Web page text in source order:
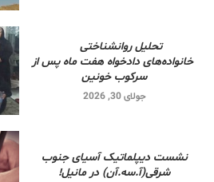
تحلیل روانشناختی
خانواده‌های دادخواه هفت ماه پس از
سرکوب خونین
جولای 30, 2026
نشست دیپلماتیک آسیای جنوب
شرقی‌(آ.سه.آن) در مانیل!